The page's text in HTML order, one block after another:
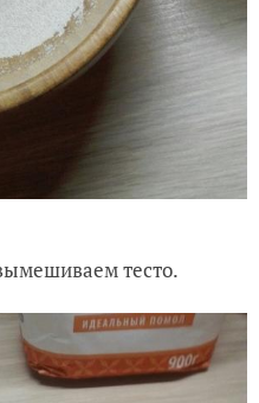
тесто.